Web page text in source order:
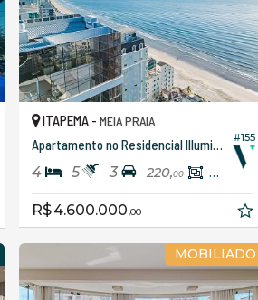
#155
ITAPEMA - MEIA PRAIA
Apartamento no Residencial Illuminato
4 5 3 220,00 197,
R$ 4.600.000,00
MOBILIADO